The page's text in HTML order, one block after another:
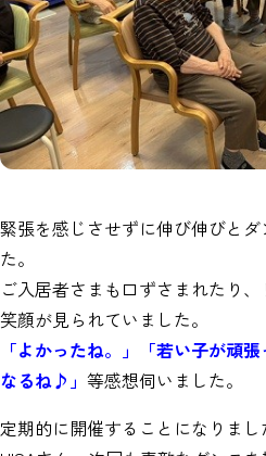
緊張を感じさせずに伸び伸びと
た。
ご入居者さまも口ずさまれたり
笑顔が見られていました。
「よかったね。」「若い子が頑
なるね♪」 等感想伺いました。
定期的に開催することになりま